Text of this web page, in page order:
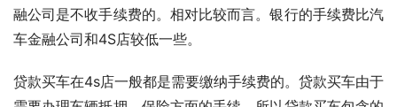
融公司是不收手续费的。相对比较而言。银行的手续费比汽
车金融公司和4S店较低一些。
贷款买车在4s店一般都是需要缴纳手续费的。贷款买车由于